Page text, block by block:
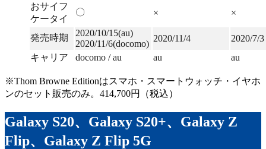
おサイフ
ケータイ
〇 × ×
発売時期
2020/10/15(au)
2020/11/6(docomo)
2020/11/4
2020/7/3
キャリア
docomo / au au au
※Thom Browne Editionはスマホ・スマートウォッチ・イヤホ
ンのセット販売のみ。414,700円（税込）
Galaxy S20、Galaxy S20+、Galaxy Z
Flip、Galaxy Z Flip 5G